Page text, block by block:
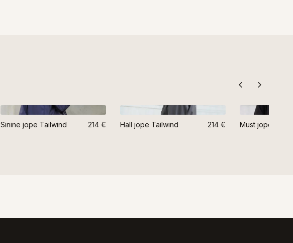
Sinine jope Tailwind 214 € Hall jope Tailwind 214 € Must jope